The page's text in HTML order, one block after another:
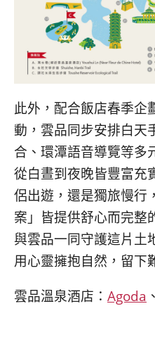
此外，配合飯店春季企
動，雲品同步安排白天
合、環潭語音導覽等多
從白晝到夜晚皆豐富充
侶出遊，還是獨旅慢行
案」皆提供舒心而完整
與雲品一同守護這片土
用心靈擁抱自然，留下
雲品溫泉酒店： Agoda 、